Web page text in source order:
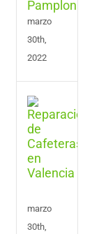
marzo
30th,
2022
de
de
en
marzo
30th,